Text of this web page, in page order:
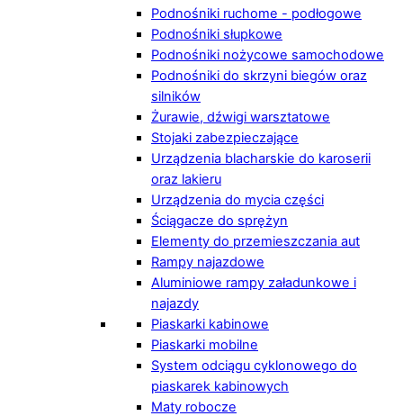
Podnośniki ruchome - podłogowe
Podnośniki słupkowe
Podnośniki nożycowe samochodowe
Podnośniki do skrzyni biegów oraz
silników
Żurawie, dźwigi warsztatowe
Stojaki zabezpieczające
Urządzenia blacharskie do karoserii
oraz lakieru
Urządzenia do mycia części
Ściągacze do sprężyn
Elementy do przemieszczania aut
Rampy najazdowe
Aluminiowe rampy załadunkowe i
najazdy
Piaskarki kabinowe
Piaskarki mobilne
System odciągu cyklonowego do
piaskarek kabinowych
Maty robocze